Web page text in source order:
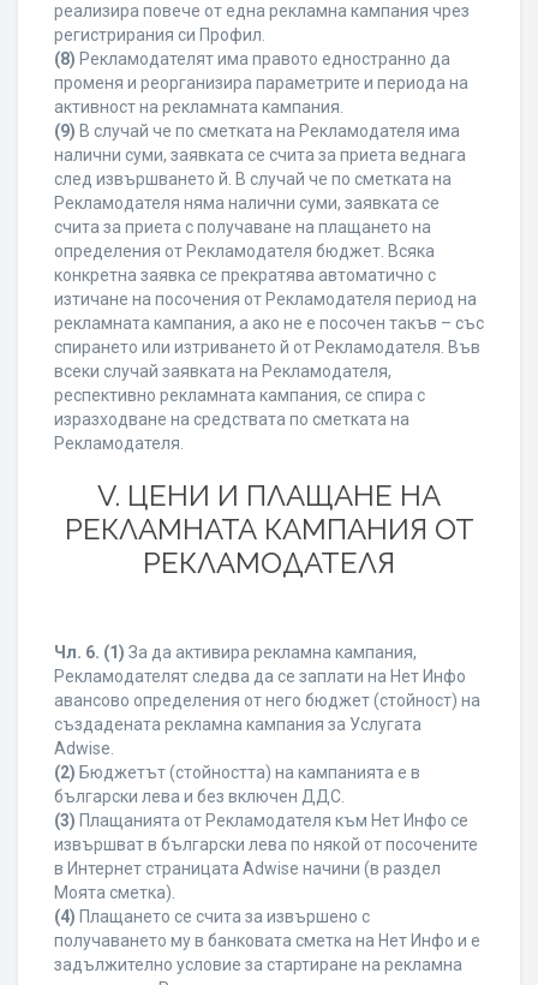
реализира повече от една рекламна кампания чрез
регистрирания си Профил.
(8) Рекламодателят има правото едностранно да
променя и реорганизира параметрите и периода на
активност на рекламната кампания.
(9) В случай че по сметката на Рекламодателя има
налични суми, заявката се счита за приета веднага
след извършването й. В случай че по сметката на
Рекламодателя няма налични суми, заявката се
счита за приета с получаване на плащането на
определения от Рекламодателя бюджет. Всяка
конкретна заявка се прекратява автоматично с
изтичане на посочения от Рекламодателя период на
рекламната кампания, а ако не е посочен такъв – със
спирането или изтриването й от Рекламодателя. Във
всеки случай заявката на Рекламодателя,
респективно рекламната кампания, се спира с
изразходване на средствата по сметката на
Рекламодателя.
V. ЦЕНИ И ПЛАЩАНЕ НА
РЕКЛАМНАТА КАМПАНИЯ ОТ
РЕКЛАМОДАТЕЛЯ
Чл. 6. (1) За да активира рекламна кампания,
Рекламодателят следва да се заплати на Нет Инфо
авансово определения от него бюджет (стойност) на
създадената рекламна кампания за Услугата
Adwise.
(2) Бюджетът (стойността) на кампанията е в
български лева и без включен ДДС.
(3) Плащанията от Рекламодателя към Нет Инфо се
извършват в български лева по някой от посочените
в Интернет страницата Adwise начини (в раздел
Моята сметка).
(4) Плащането се счита за извършено с
получаването му в банковата сметка на Нет Инфо и е
задължително условие за стартиране на рекламна